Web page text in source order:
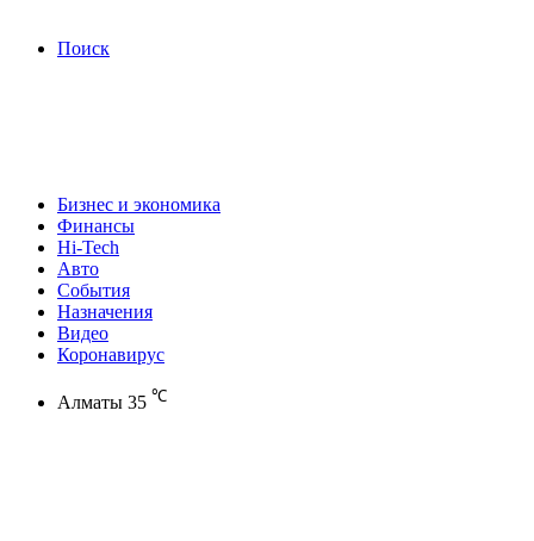
Поиск
Бизнес и экономика
Финансы
Hi-Tech
Авто
События
Назначения
Видео
Коронавирус
Алматы 35 ℃